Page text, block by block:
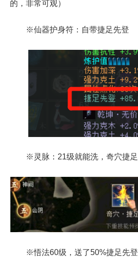
的，非常可观）
※仙器护身符：自带捷足先登
※灵脉：21级就能洗，奇穴捷足
※悟法60级，送了50%捷足先登